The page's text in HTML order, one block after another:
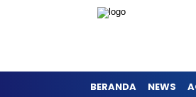
BERANDA NEWS